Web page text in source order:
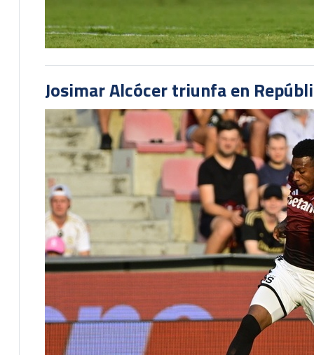
Josimar Alcócer triunfa en